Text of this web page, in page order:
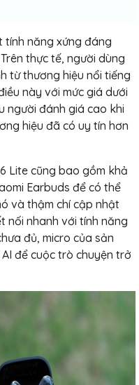
tính năng xứng đáng
thực tế, người dùng
từ thương hiệu nổi tiếng
này với mức giá dưới
người đánh giá cao khi
hiệu đã có uy tín hơn
Lite cũng bao gồm khả
Earbuds để có thể
và thậm chí cập nhật
nối nhanh với tính năng
đủ, micro của sản
để cuộc trò chuyện trở